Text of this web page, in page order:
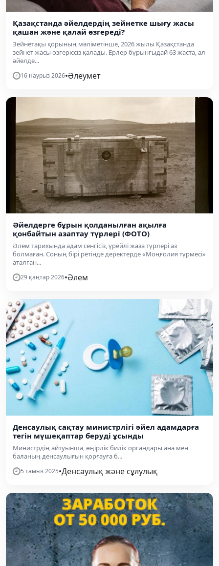
Қазақстанда әйелдердің зейнетке шығу жасы
қашан және қалай өзгереді?
Зейнетақы қорының мәліметінше, 2026 жылы Қазақстанда
зейнет жасы өзгеріссіз қалады. Ерлер бұрынғыдай 63 жаста, ал
әйелде...
16 наурыз 2026•Әлеумет
Әйелдерге бұрын қолданылған ақылға
қонбайтын азаптау түрлері (ФОТО)
Әлем тарихында адам сенгісіз, үрейлі жаза түрлері аз
болмаған. Соның бірі ретінде деректерде «Моңғолия түрмесі»
аталған...
29 қаңтар 2026•Әлем
Денсаулық сақтау министрлігі әйел адамдарға
тегін мүшеқаптар беруді ұсынды
Министрдің айтуынша, өңірлік билік органдары ана мен
баланың денсаулығын қорғауға б...
5 тамыз 2025•Денсаулық және сұлулық